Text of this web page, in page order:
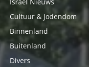
Israël Nieuws
Cultuur & Jodendom
Binnenland
Buitenland
Divers